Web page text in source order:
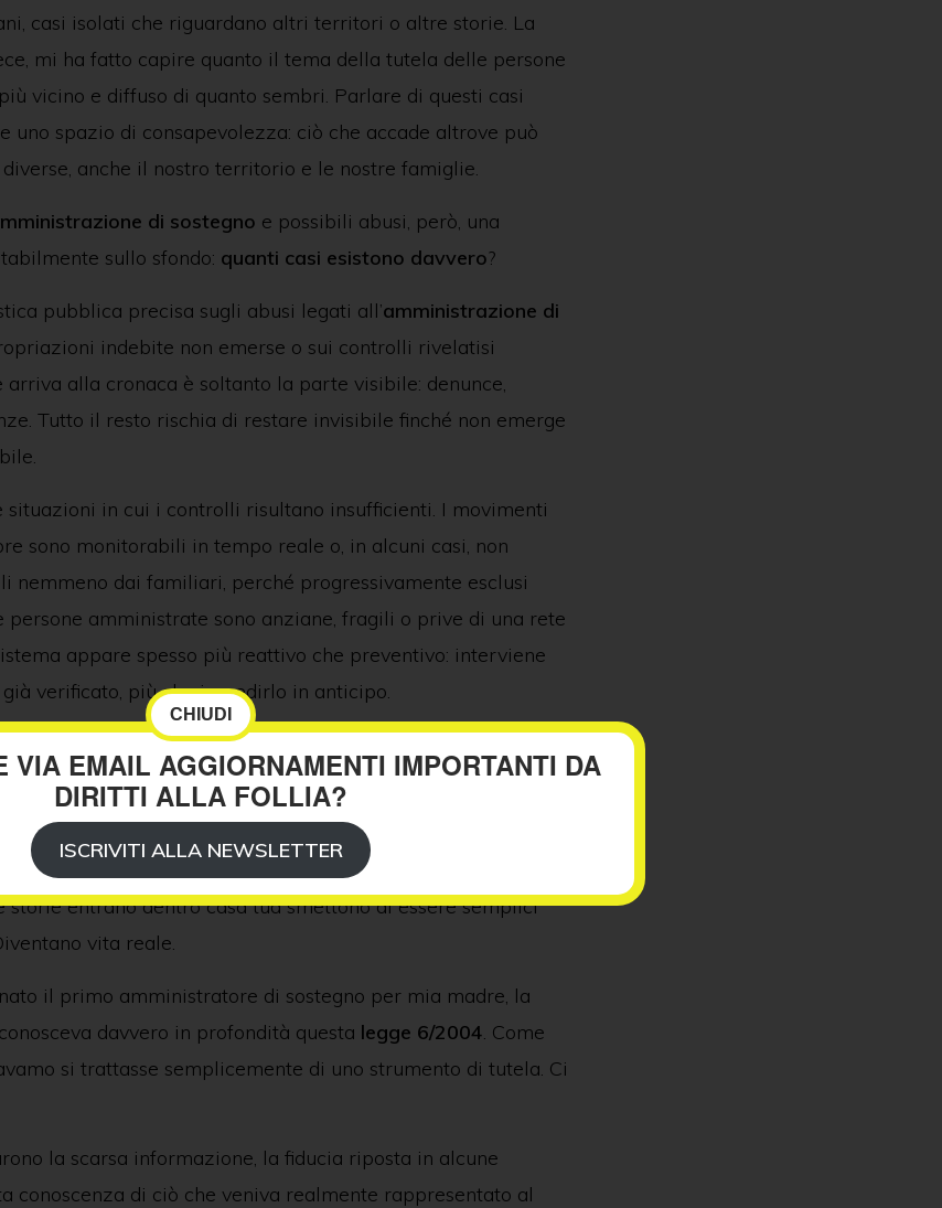
casi isolati che riguardano altri territori o altre storie. La
mi ha fatto capire quanto il tema della tutela delle persone
vicino e diffuso di quanto sembri. Parlare di questi casi
uno spazio di consapevolezza: ciò che accade altrove può
anche il nostro territorio e le nostre famiglie.
di sostegno e possibili abusi, però, una
sullo sfondo: quanti casi esistono davvero?
pubblica precisa sugli abusi legati all’amministrazione di
indebite non emerse o sui controlli rivelatisi
arriva alla cronaca è soltanto la parte visibile: denunce,
Tutto il resto rischia di restare invisibile finché non emerge
situazioni in cui i controlli risultano insufficienti. I movimenti
sono monitorabili in tempo reale o, in alcuni casi, non
nemmeno dai familiari, perché progressivamente esclusi
persone amministrate sono anziane, fragili o prive di una rete
appare spesso più reattivo che preventivo: interviene
verificato, più che impedirlo in anticipo.
zona grigia che tante famiglie finiscono per sentirsi
evitato di raccontare pubblicamente alcuni aspetti della
mia madre. Non perché mancassero le domande, ma
storie entrano dentro casa tua smettono di essere semplici
vita reale.
il primo amministratore di sostegno per mia madre, la
davvero in profondità questa legge 6/2004. Come
si trattasse semplicemente di uno strumento di tutela. Ci
la scarsa informazione, la fiducia riposta in alcune
conoscenza di ciò che veniva realmente rappresentato al
VIA EMAIL AGGIORNAMENTI IMPORTANTI DA
DIRITTI ALLA FOLLIA?
ISCRIVITI ALLA NEWSLETTER
CHIUDI